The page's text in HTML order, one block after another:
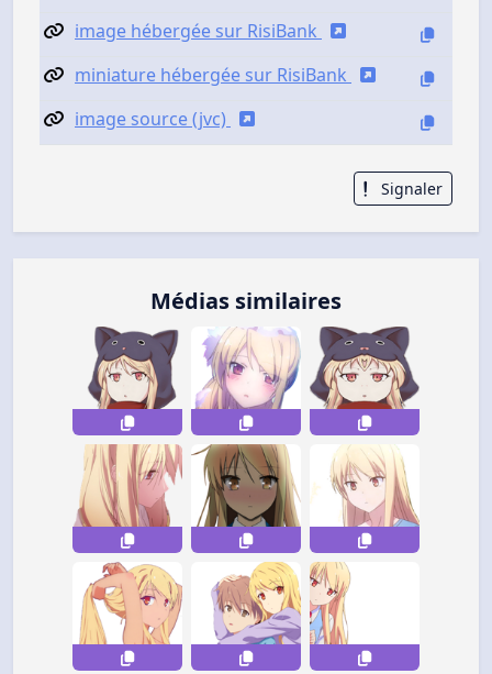
image hébergée sur RisiBank
miniature hébergée sur RisiBank
image source (jvc)
Signaler
Médias similaires